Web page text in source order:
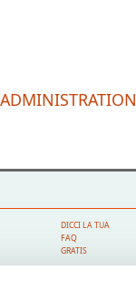
DICCI LA TUA
FAQ
GRATIS